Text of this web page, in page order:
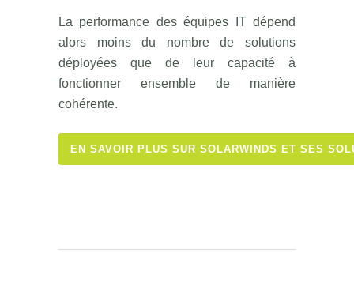
La performance des équipes IT dépend
alors moins du nombre de solutions
déployées que de leur capacité à
fonctionner ensemble de manière
cohérente.
EN SAVOIR PLUS SUR SOLARWINDS ET SES